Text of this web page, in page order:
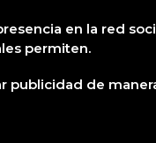
en la red
permiten.
publicidad de